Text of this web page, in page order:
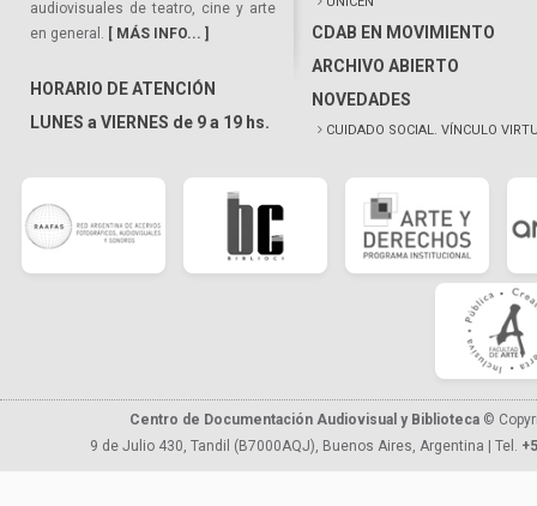
audiovisuales de teatro, cine y arte
en general. [ MÁS INFO... ]
HORARIO DE ATENCIÓN
LUNES a VIERNES de 9 a 19 hs.
CDAB EN MOVIMIENTO
ARCHIVO ABIERTO
NOVEDADES
CUIDADO SOCIAL. VÍNCULO
Centro de Documentación Audiovisual y Biblioteca ©
9 de Julio 430, Tandil (B7000AQJ), Buenos Aires, Argentina | Tel.